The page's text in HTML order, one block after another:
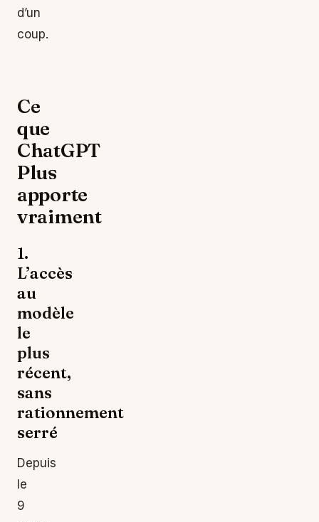
d’un
coup.
Ce
que
ChatGPT
Plus
apporte
vraiment
1.
L’accès
au
modèle
le
plus
récent,
sans
rationnement
serré
Depuis
le
9